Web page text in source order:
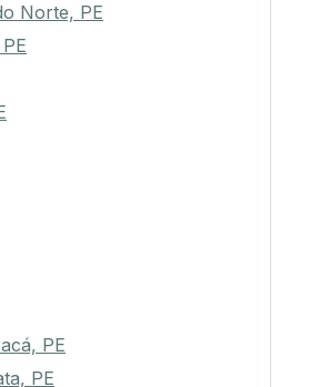
Norte, PE
PE
PE